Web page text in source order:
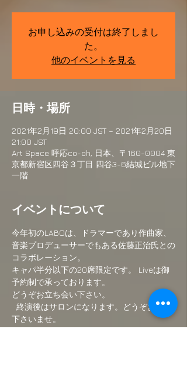
お申し込みの受付は終了しまし
た。
他のイベントを見る
日時・場所
2021年2月19日 20:00 JST – 2021年2月20日
21:00 JST
Art Space 呼応co-oh, 日本、〒160-0004 東
京都新宿区四谷３丁目 四谷3-6結城ビル地下
一階
イベントについて
今年初のLABOは、ドラマーであり作曲家、
音楽プロデューサーでもある佐藤正治氏との
コラボレーション。
キャパ半分以下の20席限定です。 Liveは御
予約制で承っております。
どうぞお立ち会い下さい。
終演後はサロンになります。どうぞお越し
下さいませ。